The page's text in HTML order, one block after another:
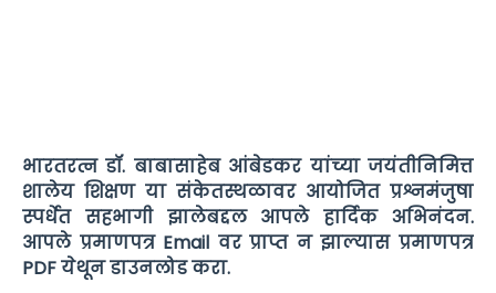
भारतरत्न डॉ. बाबासाहेब आंबेडकर यांच्या जयंतीनिमित्त
शालेय शिक्षण या संकेतस्थळावर आयोजित प्रश्नमंजुषा
स्पर्धेत सहभागी झालेबद्दल आपले हार्दिक अभिनंदन.
आपले प्रमाणपत्र Email वर प्राप्त न झाल्यास प्रमाणपत्र
PDF येथून डाउनलोड करा.